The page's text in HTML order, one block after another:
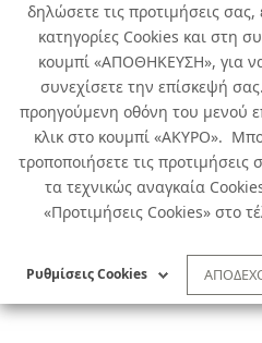
δηλώσετε τις προτιμήσεις σας,
κατηγορίες Cookies και στη
κουμπί «ΑΠΟΘΗΚΕΥΣΗ», για
συνεχίσετε την επίσκεψή
προηγούμενη οθόνη του μενού
κλικ στο κουμπί «ΑΚΥΡΟ».
τροποποιήσετε τις προτιμήσεις
τα τεχνικώς αναγκαία
«Προτιμήσεις Cookies» στο
Ρυθμίσεις Cookies